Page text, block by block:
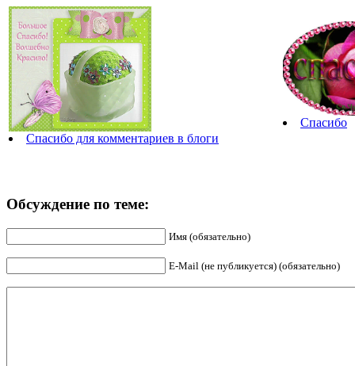
Спасибо для комментариев в блоги
Спасибо
Обсуждение по теме:
Имя (обязательно)
E-Mail (не публикуется) (обязательно)